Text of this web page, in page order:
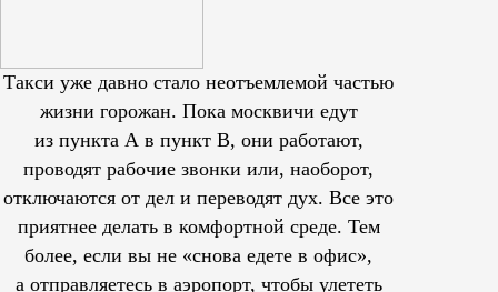
Такси уже давно стало неотъемлемой частью
жизни горожан. Пока москвичи едут
из пункта А в пункт В, они работают,
проводят рабочие звонки или, наоборот,
отключаются от дел и переводят дух. Все это
приятнее делать в комфортной среде. Тем
более, если вы не «снова едете в офис»,
а отправляетесь в аэропорт, чтобы улететь